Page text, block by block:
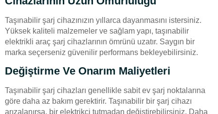
Taşınabilir şarj cihazınızın yıllarca dayanmasını istersiniz.
Yüksek kaliteli malzemeler ve sağlam yapı, taşınabilir
elektrikli araç şarj cihazlarının ömrünü uzatır. Saygın bir
marka seçerseniz güvenilir performans bekleyebilirsiniz.
Değiştirme Ve Onarım Maliyetleri
Taşınabilir şarj cihazları genellikle sabit ev şarj noktalarına
göre daha az bakım gerektirir. Taşınabilir bir şarj cihazı
arızalanırsa, bir elektrikçi tutmadan değiştirebilirsiniz. Daha